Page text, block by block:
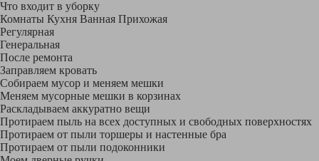
Что входит в уборку
Регу­лярная
Гене­ральная
После ремонта
Заправляем кровать
Собираем мусор и меняем мешки
Меняем мусорные мешки в корзинах
Раскладываем аккуратно вещи
Протираем пыль на всех доступных и свободных поверхностях
Протираем от пыли торшеры и настенные бра
Протираем от пыли подоконники